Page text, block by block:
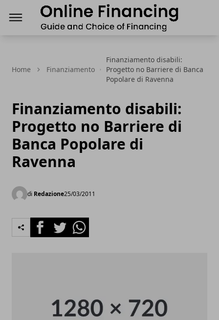
Home Finanziamento
Finanziamento disabili:
Progetto no Barriere di Banca
Popolare di Ravenna
Finanziamento disabili:
Progetto no Barriere di
Banca Popolare di
Ravenna
di Redazione25/03/2011
FacebookTwitterWhatsapp